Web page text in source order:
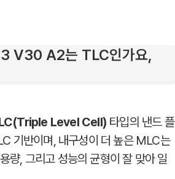
V30 A2는 TLC인가요,
Level Cell) 타입의 낸드 플
기반이며, 내구성이 더 높은 MLC는
량, 그리고 성능의 균형이 잘 맞아 일